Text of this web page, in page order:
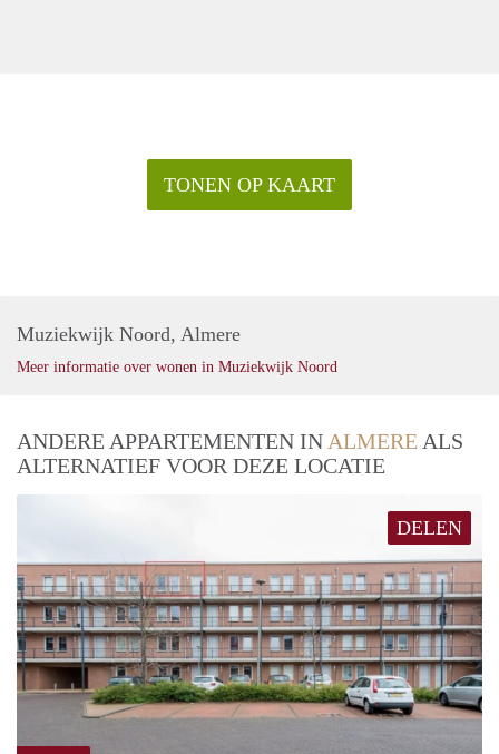
TONEN OP KAART
Muziekwijk Noord, Almere
Meer informatie over wonen in Muziekwijk Noord
ANDERE APPARTEMENTEN IN ALMERE ALS
ALTERNATIEF VOOR DEZE LOCATIE
DELEN